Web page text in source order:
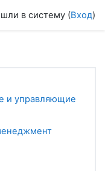
в систему (Вход)
и управляющие